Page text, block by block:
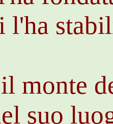
l'ha
monte
suo